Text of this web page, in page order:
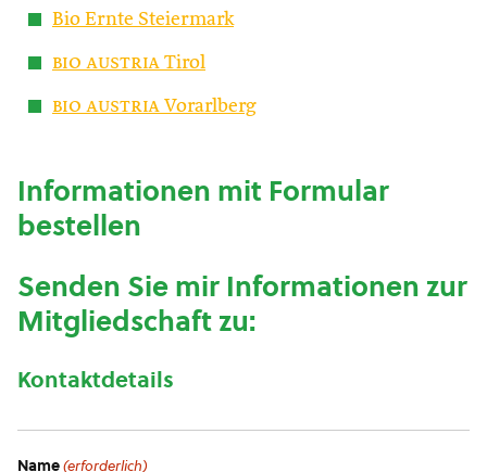
Bio Ernte Steiermark
bio austria Tirol
bio austria Vorarlberg
Informationen mit Formular
bestellen
Senden Sie mir Informationen zur
Mitgliedschaft zu:
Kontaktdetails
Name(erforderlich)